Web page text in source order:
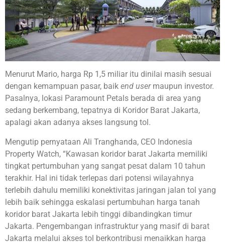
Menurut Mario, harga Rp 1,5 miliar itu dinilai masih sesuai
dengan kemampuan pasar, baik end usermaupun investor.
Pasalnya, lokasi Paramount Petals berada di area yang
sedang berkembang, tepatnya di Koridor Barat Jakarta,
apalagi akan adanya akses langsung tol.
Mengutip pernyataan Ali Tranghanda, CEO Indonesia
Property Watch, “Kawasan koridor barat Jakarta memiliki
tingkat pertumbuhan yang sangat pesat dalam 10 tahun
terakhir. Hal ini tidak terlepas dari potensi wilayahnya
terlebih dahulu memiliki konektivitas jaringan jalan tol yang
lebih baik sehingga eskalasi pertumbuhan harga tanah
koridor barat Jakarta lebih tinggi dibandingkan timur
Jakarta. Pengembangan infrastruktur yang masif di barat
Jakarta melalui akses tol berkontribusi menaikkan harga